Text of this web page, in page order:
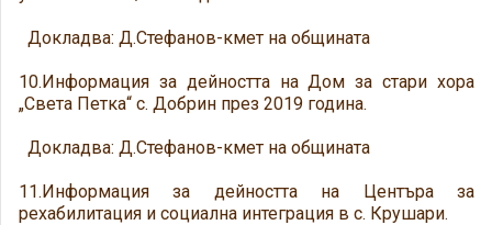
Докладва: Д.Стефанов-кмет на общината
10.Информация за дейността на Дом за стари хора
„Света Петка“ с. Добрин през 2019 година.
Докладва: Д.Стефанов-кмет на общината
11.Информация за дейността на Центъра за
рехабилитация и социална интеграция в с. Крушари.